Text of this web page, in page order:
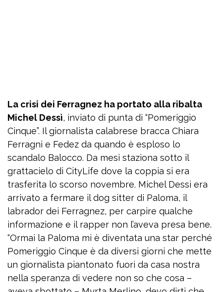
La crisi dei Ferragnez ha portato alla ribalta
Michel Dessì, inviato di punta di “Pomeriggio
Cinque”. Il giornalista calabrese bracca Chiara
Ferragni e Fedez da quando è esploso lo
scandalo Balocco. Da mesi staziona sotto il
grattacielo di CityLife dove la coppia si era
trasferita lo scorso novembre. Michel Dessì era
arrivato a fermare il dog sitter di Paloma, il
labrador dei Ferragnez, per carpire qualche
informazione e il rapper non l’aveva presa bene.
“Ormai la Paloma mi è diventata una star perché
Pomeriggio Cinque è da diversi giorni che mette
un giornalista piantonato fuori da casa nostra
nella speranza di vedere non so che cosa –